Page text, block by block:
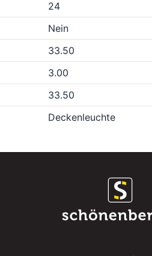
24
Nein
33.50
3.00
33.50
Deckenleuchte